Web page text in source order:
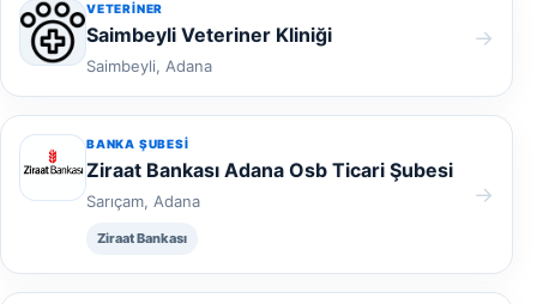
VETERINER
Saimbeyli Veteriner Kliniği
Saimbeyli, Adana
→
BANKA ŞUBESI
Ziraat Bankası Adana Osb Ticari Şubesi
Sarıçam, Adana
Ziraat Bankası
→